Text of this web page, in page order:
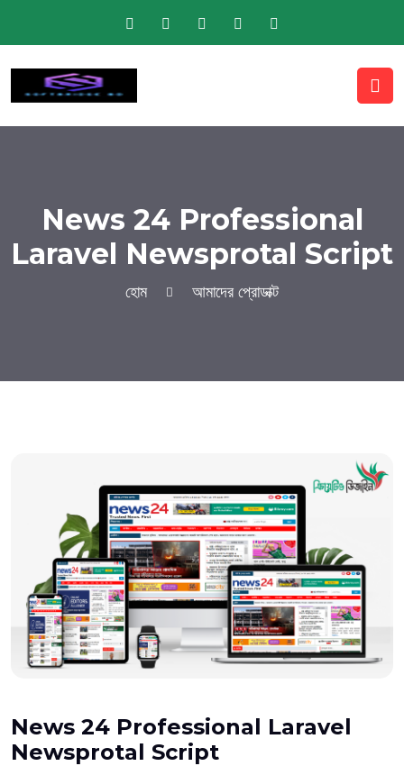
News 24 Professional
Laravel Newsprotal Script
হোম আমাদের প্রোডাক্ট
News 24 Professional Laravel
Newsprotal Script